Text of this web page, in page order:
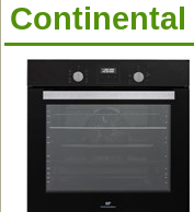
Continental